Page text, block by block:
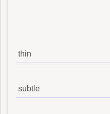
thin
subtle